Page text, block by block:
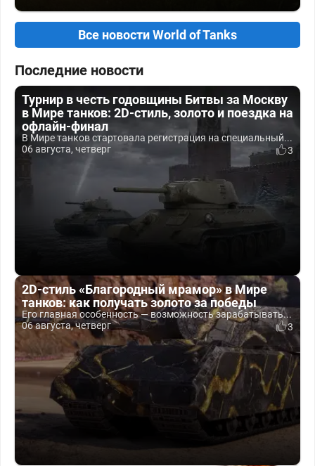
Все новости World of Tanks
Последние новости
Турнир в честь годовщины Битвы за Москву
в Мире танков: 2D-стиль, золото и поездка на
офлайн-финал
В Мире танков стартовала регистрация на специальный...
06 августа, четверг
3
2D-стиль «Благородный мрамор» в Мире
танков: как получать золото за победы
Его главная особенность — возможность зарабатывать...
06 августа, четверг
3